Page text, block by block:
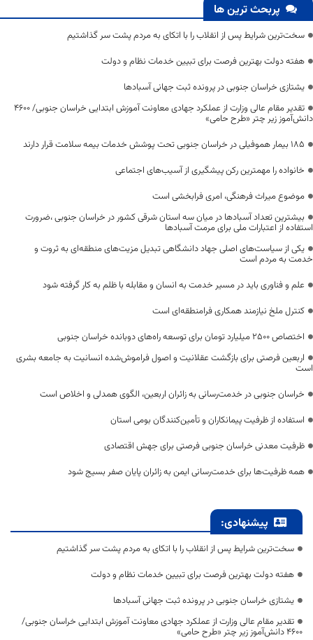
پربحث ترین ها
سخت‌ترین شرایط پس از انقلاب را با اتکای به مردم پشت سر گذاشتیم
هفته دولت بهترین فرصت برای تبیین خدمات نظام و دولت
یشتازی خراسان جنوبی در پرونده ثبت جهانی آسبادها
تقدیر مقام عالی وزارت از عملکرد جهادی معاونت آموزش ابتدایی خراسان جنوبی/ ۴۶۰۰
دانش‌آموز زیر چتر «طرح حامی»
۱۸۵ بیمار هموفیلی در خراسان جنوبی تحت پوشش خدمات بیمه سلامت قرار دارند
خانواده را مهمترین رکن پیشگیری از آسیب‌های اجتماعی
موضوع میراث فرهنگی، امری فرابخشی است
بیشترین تعداد آسبادها در میان سه استان شرقی کشور در خراسان جنوبی ،ضرورت
استفاده از اعتبارات ملی برای مرمت آسبادها
یکی از سیاست‌های اصلی جهاد دانشگاهی تبدیل مزیت‌های منطقه‌ای به ثروت و
خدمت به مردم است
علم و فناوری باید در مسیر خدمت به انسان و مقابله با ظلم به کار گرفته شود
کنترل ملخ نیازمند همکاری فرامنطقه‌ای است
اختصاص 2500 میلیارد تومان برای توسعه راه‌های دوبانده خراسان جنوبی
اربعین فرصتی برای بازگشت عقلانیت و اصول فراموش‌شده انسانیت به جامعه بشری
است
خراسان جنوبی در خدمت‌رسانی به زائران اربعین، الگوی همدلی و اخلاص است
استفاده از ظرفیت پیمانکاران و تأمین‌کنندگان بومی استان
ظرفیت معدنی خراسان جنوبی فرصتی برای جهش اقتصادی
همه ظرفیت‌ها برای خدمت‌رسانی ایمن به زائران پایان صفر بسیج شود
پیشنهادی:
سخت‌ترین شرایط پس از انقلاب را با اتکای به مردم پشت سر گذاشتیم
هفته دولت بهترین فرصت برای تبیین خدمات نظام و دولت
یشتازی خراسان جنوبی در پرونده ثبت جهانی آسبادها
تقدیر مقام عالی وزارت از عملکرد جهادی معاونت آموزش ابتدایی خراسان جنوبی/
۴۶۰۰ دانش‌آموز زیر چتر «طرح حامی»